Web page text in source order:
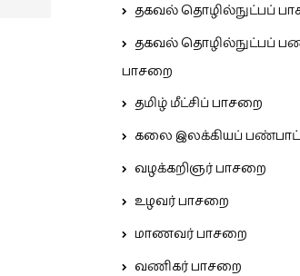
தகவல் தொழில்நுட்பப்
தகவல் தொழில்நுட்பப்
பாசறை
தமிழ் மீட்சிப் பாசறை
கலை இலக்கியப்
வழக்கறிஞர் பாசறை
உழவர் பாசறை
மாணவர் பாசறை
வணிகர் பாசறை